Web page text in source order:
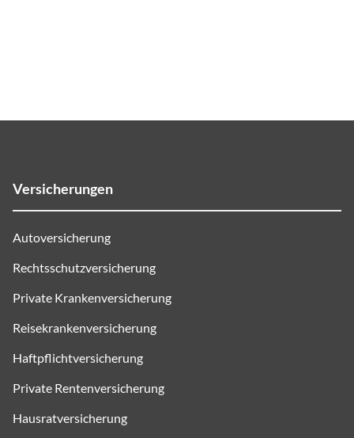
Versicherungen
Autoversicherung
Rechtsschutzversicherung
Private Krankenversicherung
Reisekrankenversicherung
Haftpflichtversicherung
Private Rentenversicherung
Hausratversicherung